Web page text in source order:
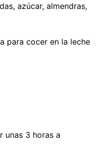
azúcar, almendras,
para cocer en la leche
unas 3 horas a